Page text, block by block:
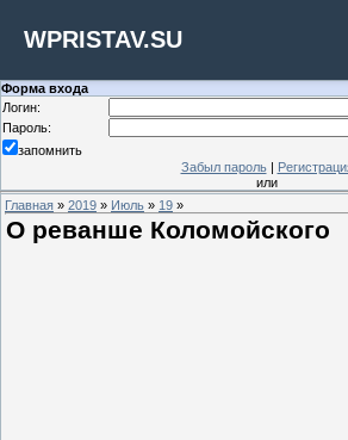
WPRISTAV.SU
Форма входа
Логин:
Пароль:
запомнить
Забыл пароль|
или
Главная » 2019 » Июль » 19 »
О реванше Коломойского